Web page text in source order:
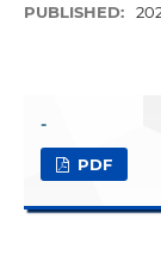
PUBLISHED:
-
PDF